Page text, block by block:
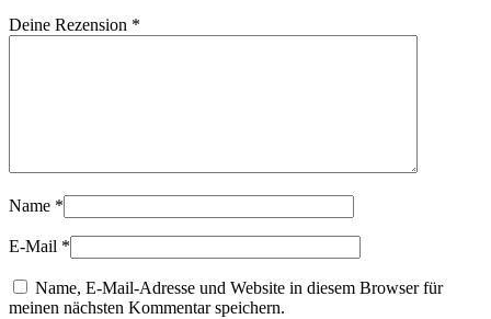
Deine Rezension *
Name *
E-Mail *
Name, E-Mail-Adresse und Website in diesem Browser für
meinen nächsten Kommentar speichern.